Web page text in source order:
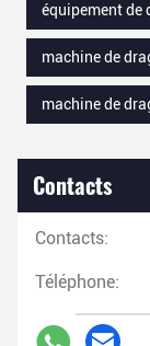
équipement de
machine de
machine de
Contacts
Contacts:
Téléphone: